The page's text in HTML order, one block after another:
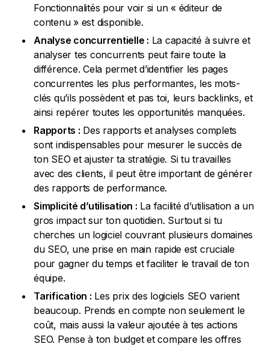
Fonctionnalités pour voir si un « éditeur de
contenu » est disponible.
Analyse concurrentielle : La capacité à suivre et
analyser tes concurrents peut faire toute la
différence. Cela permet d’identifier les pages
concurrentes les plus performantes, les mots-
clés qu’ils possèdent et pas toi, leurs backlinks, et
ainsi repérer toutes les opportunités manquées.
Rapports : Des rapports et analyses complets
sont indispensables pour mesurer le succès de
ton SEO et ajuster ta stratégie. Si tu travailles
avec des clients, il peut être important de générer
des rapports de performance.
Simplicité d’utilisation : La facilité d’utilisation a un
gros impact sur ton quotidien. Surtout si tu
cherches un logiciel couvrant plusieurs domaines
du SEO, une prise en main rapide est cruciale
pour gagner du temps et faciliter le travail de ton
équipe.
Tarification : Les prix des logiciels SEO varient
beaucoup. Prends en compte non seulement le
coût, mais aussi la valeur ajoutée à tes actions
SEO. Pense à ton budget et compare les offres